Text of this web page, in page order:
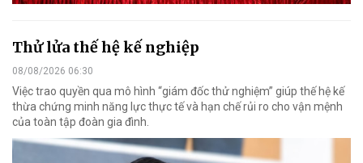
Thử lửa thế hệ kế nghiệp
08/08/2026 06:30
Việc trao quyền qua mô hình “giám đốc thử nghiệm” giúp thế hệ kế
thừa chứng minh năng lực thực tế và hạn chế rủi ro cho vận mệnh
của toàn tập đoàn gia đình.